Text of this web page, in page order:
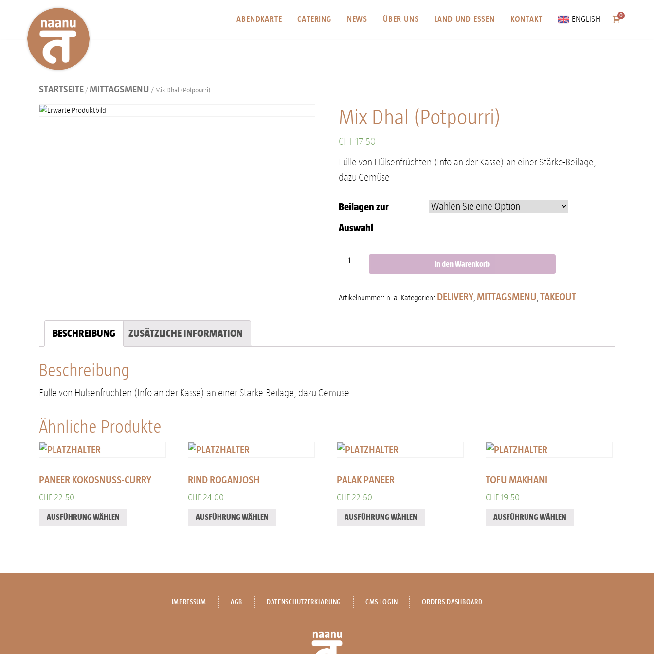
ABENDKARTE CATERING NEWS ÜBER UNS LAND UND ESSEN KONTAKT ENGLISH 0
STARTSEITE / MITTAGSMENU / Mix Dhal (Potpourri)
Mix Dhal (Potpourri)
CHF17.50
Fülle von Hülsenfrüchten (Info an der Kasse) an einer Stärke-Beilage,
dazu Gemüse
Beilagen zur
Auswahl
Mix Dhal (Potpourri) Menge
In den Warenkorb
Artikelnummer: n. a. Kategorien: DELIVERY MITTAGSMENU TAKEOUT
BESCHREIBUNG ZUSÄTZLICHE INFORMATION
Beschreibung
Fülle von Hülsenfrüchten (Info an der Kasse) an einer Stärke-Beilage, dazu Gemüse
Ähnliche Produkte
PANEER KOKOSNUSS-CURRY
CHF 22.50
AUSFÜHRUNG WÄHLEN
RIND ROGANJOSH
CHF24.00
AUSFÜHRUNG WÄHLEN
PALAK PANEER
CHF22.50
AUSFÜHRUNG WÄHLEN
TOFU MAKHANI
CHF19.50
AUSFÜHRUNG WÄHLEN
IMPRESSUM AGB DATENSCHUTZERKLÄRUNG CMS LOGIN ORDERS DASHBOARD